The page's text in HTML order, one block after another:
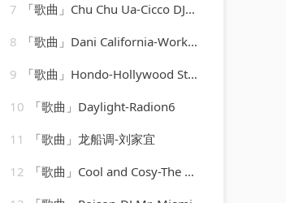
7
「歌曲」Chu Chu Ua-Cicco DJ、LinoB、Kiki
8
「歌曲」Dani California-Workout Music
9
「歌曲」Hondo-Hollywood Studio Orchestra
10
「歌曲」Daylight-Radion6
11
「歌曲」龙船调-刘家宜
12
「歌曲」Cool and Cosy-The Avons